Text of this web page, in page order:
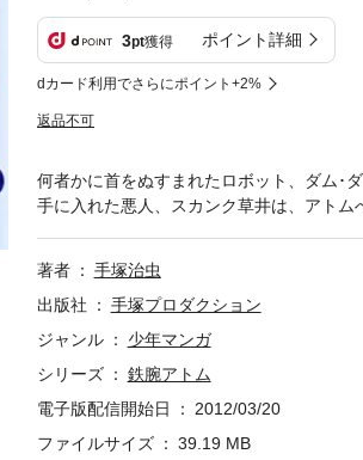
3pt獲得 ポイント詳細
dカード利用でさらにポイント+2%
返品不可
何者かに首をぬすまれたロボット、ダム･
手に入れた悪人、スカンク草井は、アトム
著者
手塚治虫
出版社
手塚プロダクション
ジャンル
少年マンガ
シリーズ
鉄腕アトム
電子版配信開始日
2012/03/20
ファイルサイズ
39.19 MB